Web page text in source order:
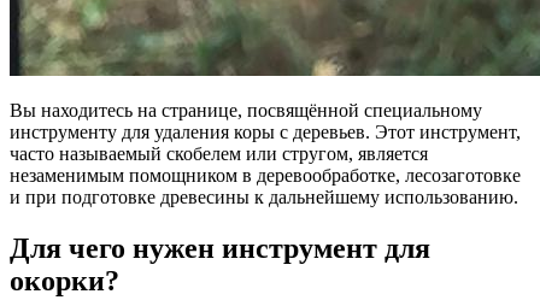
Вы находитесь на странице, посвящённой специальному
инструменту для удаления коры с деревьев. Этот инструмент,
часто называемый скобелем или стругом, является
незаменимым помощником в деревообработке, лесозаготовке
и при подготовке древесины к дальнейшему использованию.
Для чего нужен инструмент для
окорки?